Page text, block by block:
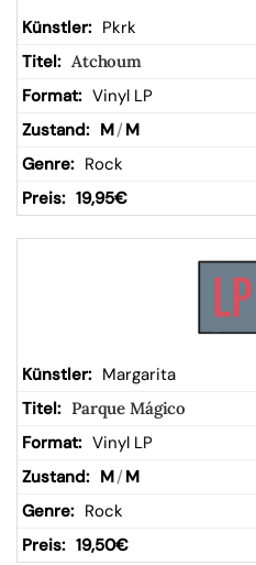
Pkrk
Atchoum
Vinyl LP
M/ M
Rock
19,95€
Margarita
Parque Mágico
Vinyl LP
M/ M
Rock
19,50€